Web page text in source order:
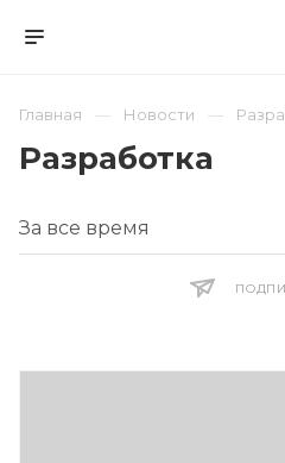
Главная Новости
Разработка